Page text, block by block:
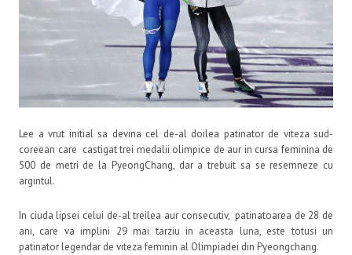
Lee a vrut initial sa devina cel de-al doilea patinator de viteza sud-
coreean care castigat trei medalii olimpice de aur in cursa feminina de
500 de metri de la PyeongChang, dar a trebuit sa se resemneze cu
argintul.
In ciuda lipsei celui de-al treilea aur consecutiv, patinatoarea de 28 de
ani, care va implini 29 mai tarziu in aceasta luna, este totusi un
patinator legendar de viteza feminin al Olimpiadei din Pyeongchang.